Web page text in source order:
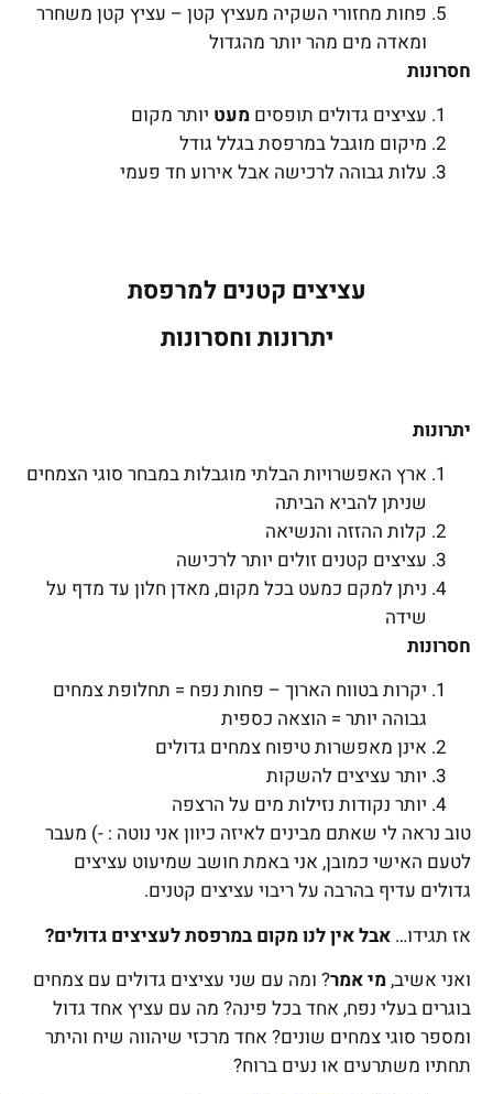
פחות מחזורי השקיה מעציץ קטן – עציץ קטן משחרר
ומאדה מים מהר יותר מהגדול
חסרונות
עציצים גדולים תופסיםמעטיותר מקום
מיקום מוגבל במרפסת בגלל גודל
עלות גבוהה לרכישה אבל אירוע חד פעמי
עציצים קטנים למרפסת
יתרונות וחסרונות
יתרונות
ארץ האפשרויות הבלתי מוגבלות במבחר סוגי הצמחים
שניתן להביא הביתה
קלות ההזזה והנשיאה
עציצים קטנים זולים יותר לרכישה
ניתן למקם כמעט בכל מקום, מאדן חלון עד מדף על
שידה
חסרונות
יקרות בטווח הארוך – פחות נפח = תחלופת צמחים
גבוהה יותר = הוצאה כספית
אינן מאפשרות טיפוח צמחים גדולים
יותר עציצים להשקות
יותר נקודות נזילות מים על הרצפה
טוב נראה לי שאתם מבינים לאיזה כיוון אני נוטה : -) מעבר
לטעם האישי כמובן, אני באמת חושב שמיעוט עציצים
גדולים עדיף בהרבה על ריבוי עציצים קטנים.
אז תגידו…אבל אין לנו מקום במרפסת לעציצים גדולים?
ואני אשיב,מי אמר? ומה עם שני עציצים גדולים עם צמחים
בוגרים בעלי נפח, אחד בכל פינה? מה עם עציץ אחד גדול
ומספר סוגי צמחים שונים? אחד מרכזי שיהווה שיח והיתר
תחתיו משתרעים או נעים ברוח?